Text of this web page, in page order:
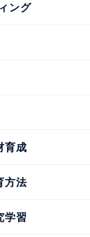
ング
育成
方法
学習